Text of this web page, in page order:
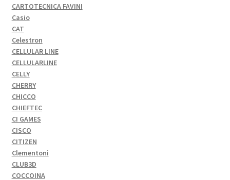
CARTOTECNICA FAVINI
Casio
CAT
Celestron
CELLULAR LINE
CELLULARLINE
CELLY
CHERRY
CHICCO
CHIEFTEC
CI GAMES
CISCO
CITIZEN
Clementoni
CLUB3D
COCCOINA